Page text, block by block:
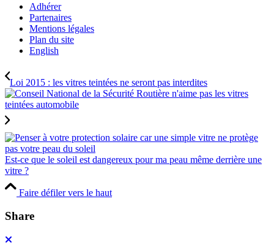
Adhérer
Partenaires
Mentions légales
Plan du site
English
Loi 2015 : les vitres teintées ne seront pas interdites
Est-ce que le soleil est dangereux pour ma peau même derrière une
vitre ?
Faire défiler vers le haut
Share